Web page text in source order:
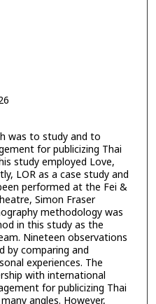
was to study and to
for publicizing Thai
study employed Love,
LOR as a case study and
performed at the Fei &
Simon Fraser
methodology was
in this study as the
Nineteen observations
by comparing and
experiences. The
with international
for publicizing Thai
angles. However,